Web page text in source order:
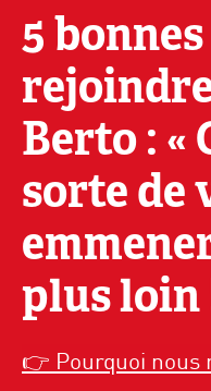
5
Berto : «
sorte de
plus loin
👉 Pourquoi nous